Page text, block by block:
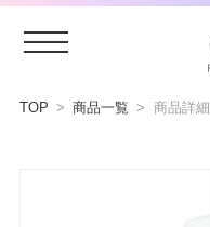
ンツに
TOP 商品一覧 商品詳細